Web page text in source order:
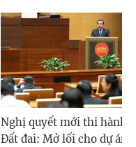
Nghị quyết mới thi hành
Đất đai: Mở lối cho dự án